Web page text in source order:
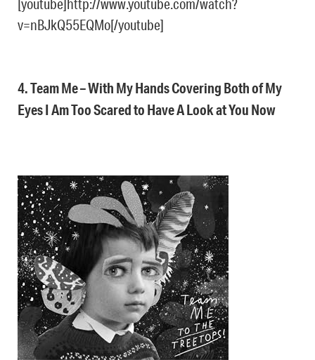
[youtube]http://www.youtube.com/watch?
v=nBJkQ55EQMo[/youtube]
4. Team Me – With My Hands Covering Both of My
Eyes I Am Too Scared to Have A Look at You Now